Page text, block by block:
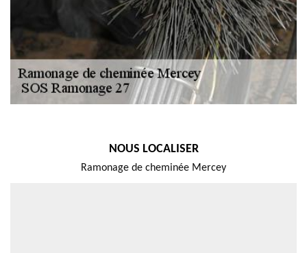
NOUS LOCALISER
Ramonage de cheminée Mercey